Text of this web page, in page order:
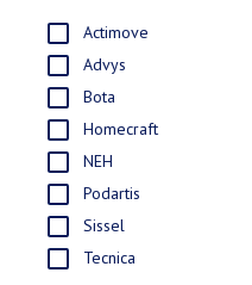
Actimove
Advys
Bota
Homecraft
NEH
Podartis
Sissel
Tecnica